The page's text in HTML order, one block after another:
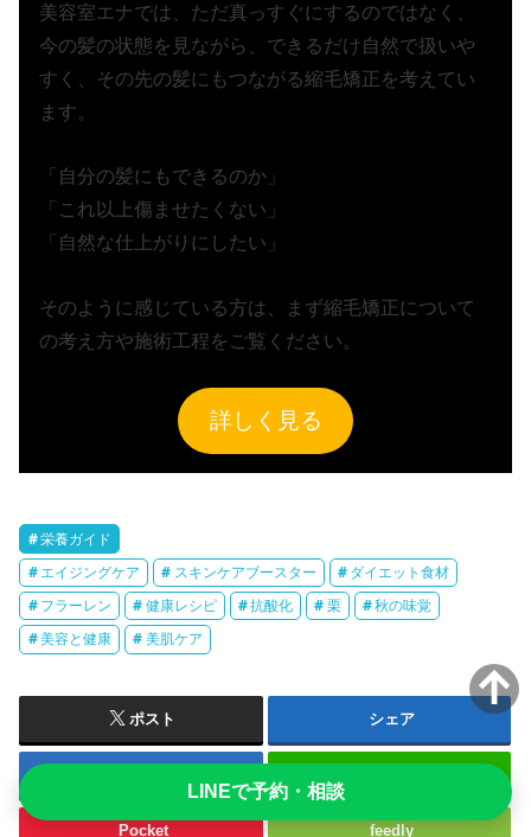
美容室エナでは、ただ真っすぐにするのではなく、
今の髪の状態を見ながら、できるだけ自然で扱いや
すく、その先の髪にもつながる縮毛矯正を考えてい
ます。
「自分の髪にもできるのか」
「これ以上傷ませたくない」
「自然な仕上がりにしたい」
そのように感じている方は、まず縮毛矯正について
の考え方や施術工程をご覧ください。
詳しく見る
栄養ガイド
エイジングケア スキンケアブースター ダイエット食材
フラーレン 健康レシピ 抗酸化 栗 秋の味覚
美容と健康 美肌ケア
ポスト シェア
Pocket feedly
LINEで予約・相談